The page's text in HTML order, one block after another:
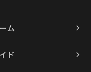
購入する
ム
ド